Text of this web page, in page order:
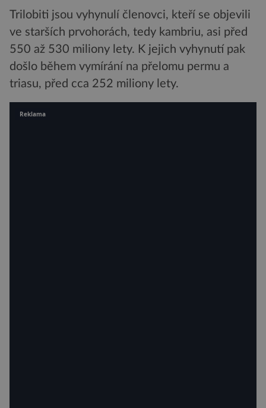
Trilobiti jsou vyhynulí členovci, kteří se objevili
ve starších prvohorách, tedy kambriu, asi před
550 až 530 miliony lety. K jejich vyhynutí pak
došlo během vymírání na přelomu permu a
triasu, před cca 252 miliony lety.
Reklama